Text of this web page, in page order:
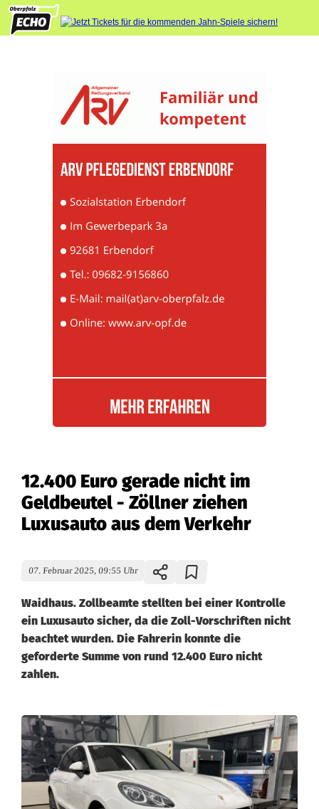
12.400 Euro gerade nicht im
Geldbeutel - Zöllner ziehen
Luxusauto aus dem Verkehr
07. Februar 2025, 09:55 Uhr
Waidhaus. Zollbeamte stellten bei einer Kontrolle
ein Luxusauto sicher, da die Zoll-Vorschriften nicht
beachtet wurden. Die Fahrerin konnte die
geforderte Summe von rund 12.400 Euro nicht
zahlen.